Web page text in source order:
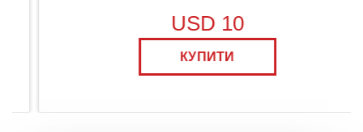
USD 10
КУПИТИ